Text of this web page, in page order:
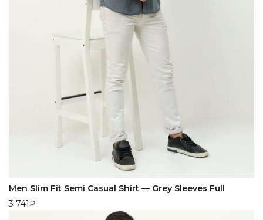
Men Slim Fit Semi Casual Shirt — Grey Sleeves Full
3 741₽